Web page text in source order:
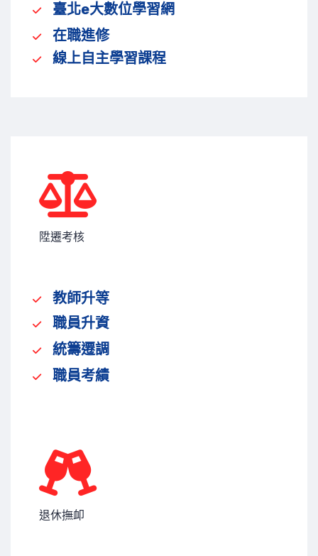
臺北e大數位學習網
在職進修
線上自主學習課程
陞遷考核
教師升等
職員升資
統籌遷調
職員考績
退休撫卹